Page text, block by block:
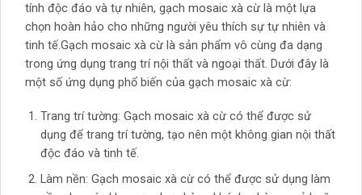
tính độc đáo và tự nhiên, gạch mosaic xà cừ là một lựa
chọn hoàn hảo cho những người yêu thích sự tự nhiên và
tinh tế.Gạch mosaic xà cừ là sản phẩm vô cùng đa dạng
trong ứng dụng trang trí nội thất và ngoại thất. Dưới đây là
một số ứng dụng phổ biến của gạch mosaic xà cừ:
Trang trí tường: Gạch mosaic xà cừ có thể được sử
dụng để trang trí tường, tạo nên một không gian nội thất
độc đáo và tinh tế.
Làm nền: Gạch mosaic xà cừ có thể được sử dụng làm